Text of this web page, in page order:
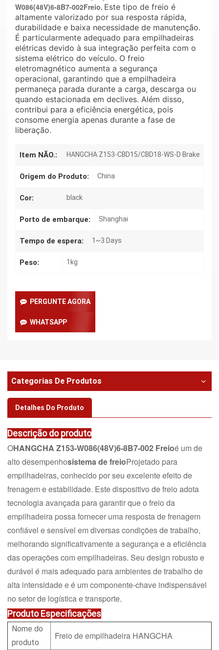
W086(48V)6-8B7-002Freio. Este tipo de freio é
altamente valorizado por sua resposta rápida,
durabilidade e baixa necessidade de manutenção.
É particularmente adequado para empilhadeiras
elétricas devido à sua integração perfeita com o
sistema elétrico do veículo. O freio
eletromagnético aumenta a segurança
operacional, garantindo que a empilhadeira
permaneça parada durante a carga, descarga ou
quando estacionada em declives. Além disso,
contribui para a eficiência energética, pois
consome energia apenas durante a fase de
liberação.
Item NÃO.: HANGCHA Z153-CBD15/CBD18-WS-D Brake
Origem do Produto: China
Cor: black
Porto de embarque: Shanghai
Tempo de espera: 1~3 Days
Peso: 1kg
PERGUNTE AGORA
WHATSAPP
Categorias De Produtos
Detalhes Do Produto
Descrição do produto
OHANGCHA Z153-W086(48V)6-8B7-002 Freioé um de
alto desempenhosistema de freioProjetado para
empilhadeiras, conhecido por seu excelente efeito de
frenagem e estabilidade. Este dispositivo de freio adota
tecnologia avançada para garantir que o freio da
empilhadeira possa fornecer uma resposta de frenagem
confiável e sensível em diversas condições de trabalho,
melhorando significativamente a segurança e a eficiência
das operações com empilhadeiras. Seu design robusto e
durável é mais adequado para ambientes de trabalho de
alta intensidade e é um componente-chave indispensável
no setor de logística e transporte.
ProdutoEspecificações
Nome do
produto
Freio de empilhadeira HANGCHA